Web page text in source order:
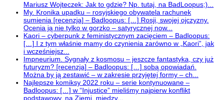
Mariusz Wojteczek: Jak to gdzie? Np. tutaj, na BadLoopus;)...
My. Kronika upadku – rosyjskiego obywatela rachunek
sumienia [recenzja] – Badloopus: […] Rosji, swojej ojczyzny.
Ocenia ją nie tylko w gorzko – satyrycznej now...
Kaori – cyberpunk z feministycznym zacięciem – Badloopus:
[…] I z tym właśnie mamy do czynienia zarówno w „Kaori”, jak
i wcześniejsz...
Impneurium. Sygnały z kosmosu – jeszcze fantastyka, czy już
futuryzm? [recenzja] – Badloopus: […] sobą opowiadań.
Można by ją zestawić – w zakresie przyjętej formy – ch...
Najlepsze komiksy 2022 roku – serie kontynuowane –
Badloopus: […] w “Injustice” mieliśmy najpierw konflikt
podstawowy, na Ziemi, między...